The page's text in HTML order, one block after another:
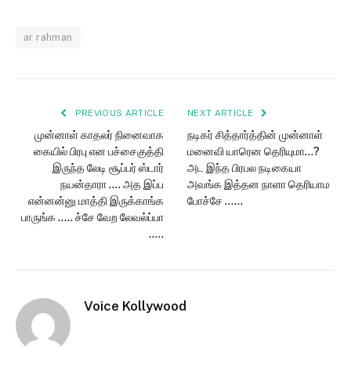
ar rahman
PREVIOUS ARTICLE
முன்னாள் காதலர் நினைவாக
கையில் பிரபு என பச்சைகுத்தி
இருந்த லேடி சூப்பர் ஸ்டார்
நயன்தாரா …. அத இப்ப
என்னன்னு மாத்தி இருக்காங்க
பாருங்க ….. ச்சே வேற லேவல்ப்பா
…..
NEXT ARTICLE
நடிகர் சித்தார்த்தின் முன்னாள்
மனைவி யாரென தெரியுமா…?
அட இந்த பிரபல நடிகையா
அவங்க இத்தன நாளா தெரியாம
போச்சே ……
Voice Kollywood